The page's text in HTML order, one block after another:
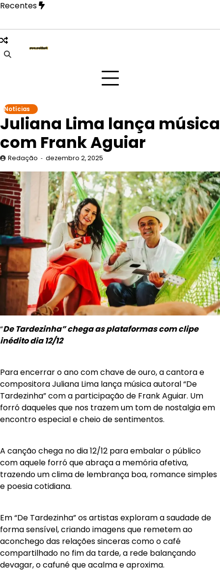
Skip
content
Recentes
Paulo na festa Tangerica antes de apresentação no
Notícias
Juliana Lima lança música
com Frank Aguiar
Redação dezembro 2, 2025
“De Tardezinha” chega as plataformas com clipe
inédito dia 12/12
Para encerrar o ano com chave de ouro, a cantora e
compositora Juliana Lima lança música autoral “De
Tardezinha” com a participação de Frank Aguiar. Um
forró daqueles que nos trazem um tom de nostalgia em
encontro especial e cheio de sentimentos.
A canção chega no dia 12/12 para embalar o público
com aquele forró que abraça a memória afetiva,
trazendo um clima de lembrança boa, romance simples
e poesia cotidiana.
Em “De Tardezinha” os artistas exploram a saudade de
forma sensível, criando imagens que remetem ao
aconchego das relações sinceras como o café
compartilhado no fim da tarde, a rede balançando
devagar, o cafuné que acalma e aproxima.